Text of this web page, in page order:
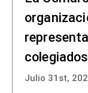
Julio 31st,